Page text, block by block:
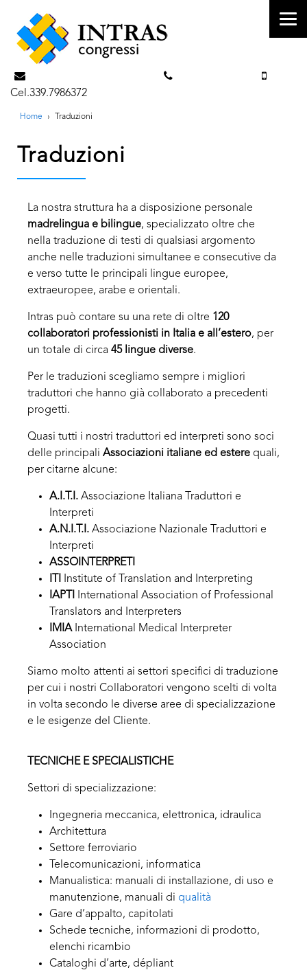
Cel.339.7986372
Home › Traduzioni
Traduzioni
La nostra struttura ha a disposizione personale
madrelingua e bilingue, specializzato oltre che
nella traduzione di testi di qualsiasi argomento
anche nelle traduzioni simultanee e consecutive da
e verso tutte le principali lingue europee,
extraeuropee, arabe e orientali.
Intras può contare su una rete di oltre 120
collaboratori professionisti in Italia e all’estero, per
un totale di circa 45 lingue diverse.
Per le traduzioni scegliamo sempre i migliori
traduttori che hanno già collaborato a precedenti
progetti.
Quasi tutti i nostri traduttori ed interpreti sono soci
delle principali Associazioni italiane ed estere quali,
per citarne alcune:
A.I.T.I. Associazione Italiana Traduttori e
Interpreti
A.N.I.T.I. Associazione Nazionale Traduttori e
Interpreti
ASSOINTERPRETI
Institute of Translation and Interpreting
IAPTI
International Association of Professional
Translators and Interpreters
IMIAInternational Medical Interpreter
Association
Siamo molto attenti ai settori specifici di traduzione
per cui i nostri Collaboratori vengono scelti di volta
in volta secondo le diverse aree di specializzazione
e le esigenze del Cliente.
TECNICHE E SPECIALISTICHE
Settori di specializzazione:
Ingegneria meccanica, elettronica, idraulica
Architettura
Settore ferroviario
Telecomunicazioni, informatica
Manualistica: manuali di installazione, di uso e
manutenzione, manuali di qualità
Gare d’appalto, capitolati
Schede tecniche, informazioni di prodotto,
elenchi ricambio
Cataloghi d’arte, dépliant